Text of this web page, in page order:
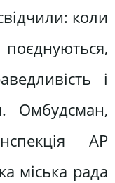
коли
і
Омбудсман,
АР
міська рада